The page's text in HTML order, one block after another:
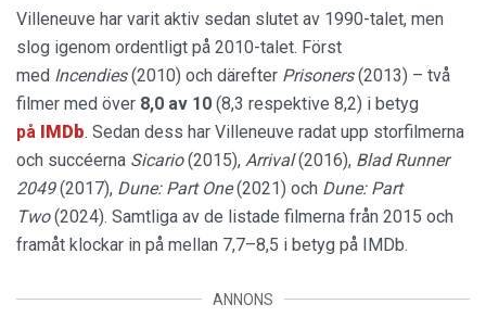
Villeneuve har varit aktiv sedan slutet av 1990-talet, men
slog igenom ordentligt på 2010-talet. Först
med Incendies(2010) och därefter Prisoners(2013) – två
filmer med över 8,0 av 10 (8,3 respektive 8,2) i betyg
på IMDb. Sedan dess har Villeneuve radat upp storfilmerna
och succéerna Sicario(2015), Arrival(2016), Blad Runner
2049(2017), Dune: Part One(2021) och Dune: Part
Two(2024). Samtliga av de listade filmerna från 2015 och
framåt klockar in på mellan 7,7–8,5 i betyg på IMDb.
ANNONS